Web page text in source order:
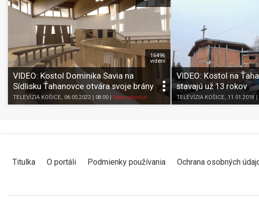
VIDEO: Kostol Dominika Savia na
Sídlisku Ťahanovce otvára svoje brány
TELEVÍZIA KOŠICE, 06.05.2022 | 08:00 Spravodajstvo K
Zdieľať
16496
videní
VIDEO: Kostol na
stavajú už 13 rokov
TELEVÍZIA KOŠICE, 11.01.2018 |
Titulka O portáli Podmienky používania Ochrana osobných